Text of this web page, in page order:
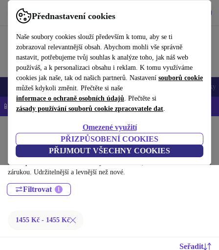
Přednastavení cookies
Naše soubory cookies slouží především k tomu, aby se ti
zobrazoval relevantnější obsah. Abychom mohli vše správně
nastavit, potřebujeme tvůj souhlas k analýze toho, jak náš web
používáš, a k personalizaci obsahu i reklam. K tomu využíváme
cookies jak naše, tak od našich partnerů. Nastavení souborů cookie
můžeš kdykoli změnit. Přečtěte si naše
informace o ochraně osobních údajů. Přečtěte si
zásady používání souborů cookie zpracovatele dat.
Omezené využití
PŘIZPŮSOBENÍ COOKIES
PŘIJMOUT VŠECHNY COOKIES
Používejte refurbed rychle a snadno
Mobily a smartphony Notebooky Tablety Doplňky
📱 -5 % NAVÍC na všechny iPhony – kód: IPHONEDEAL-
Kamery a fotoaparáty
Outdoorové kamery:
Dříve použité Outdoorové kamery – renovované, s minimálně 12 měsíční
zárukou. Udržitelnější a levnější než nové.
Filtrovat
1455 Kč - 1455 Kč
Seřadit